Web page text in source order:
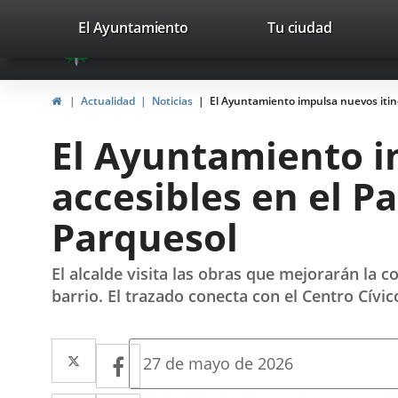
Portal
Web
del
Valladolid
avaTop
valladolid.es
El Ayuntamiento Tu ciudad
InicioActualidad Noticias El Ayuntamiento impulsa nuevos
El Ayuntamiento
accesibles en el
Parquesol
El alcalde visita las obras que mejorarán la
barrio. El trazado conecta con el Centro
Twitter
Enlace
a
Facebook
Enlace
a
Fecha
27 de mayo de 2026